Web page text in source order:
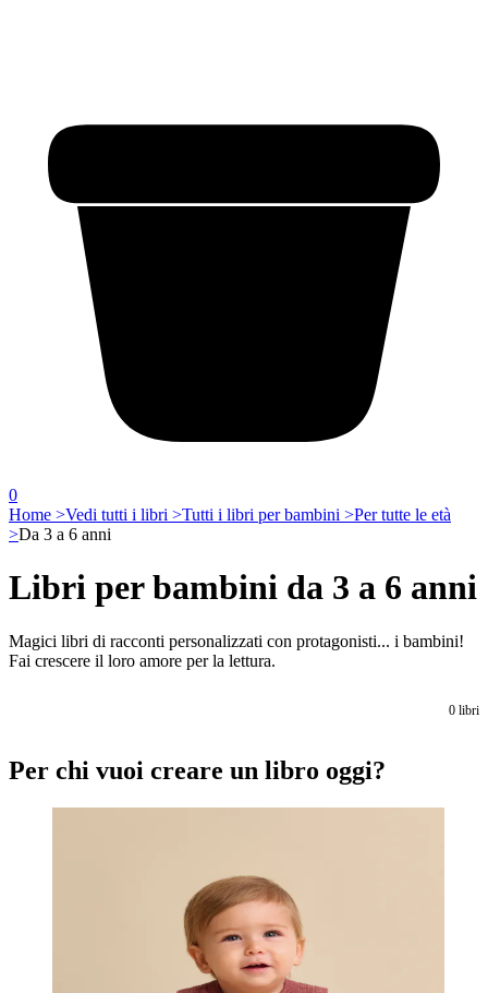
0
Home >Vedi tutti i libri >Tutti i libri per bambini >Per tutte le età
>Da 3 a 6 anni
Libri per bambini da 3 a 6 anni
Magici libri di racconti personalizzati con protagonisti... i bambini!
Fai crescere il loro amore per la lettura.
0 libri
Per chi vuoi creare un libro oggi?